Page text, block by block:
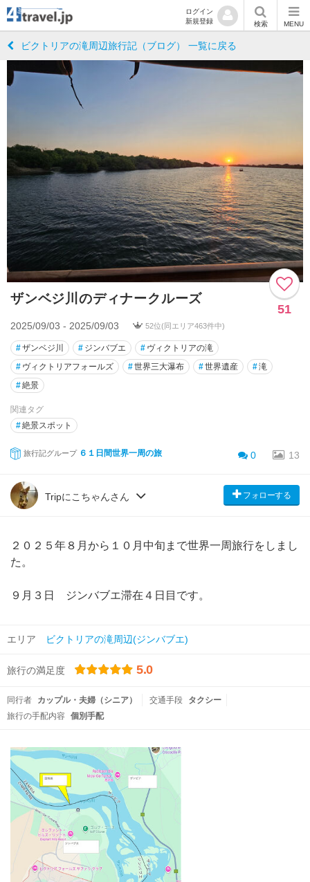
ログイン
新規登録
検索 MENU
ビクトリアの滝周辺旅行記（ブログ） 一覧に戻る
ザンベジ川のディナークルーズ
51
2025/09/03 - 2025/09/03 52位(同エリア463件中)
#ザンベジ川 # ジンバブエ # ヴィクトリアの滝
# ヴィクトリアフォールズ #世界三大瀑布 #世界遺産 #滝
#絶景
関連タグ
#絶景スポット
旅行記グループ ６１日間世界一周の旅 0 13
Tripにこちゃんさん フォローする
２０２５年８月から１０月中旬まで世界一周旅行をしまし
た。
９月３日 ジンバブエ滞在４日目です。
エリア ビクトリアの滝周辺(ジンバブエ)
旅行の満足度 5.0
同行者 カップル・夫婦（シニア） 交通手段
タクシー
旅行の手配内容
個別手配